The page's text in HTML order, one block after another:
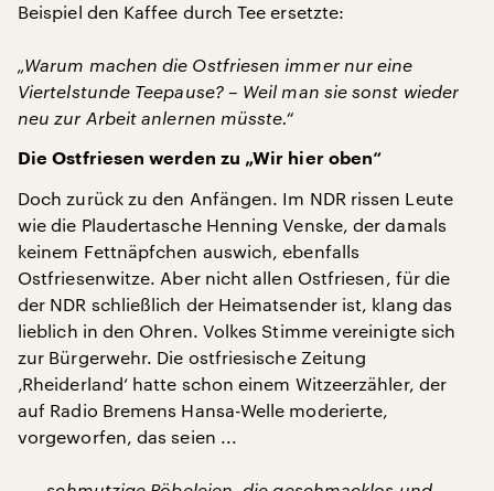
Beispiel den Kaffee durch Tee ersetzte:
„Warum machen die Ostfriesen immer nur eine
Viertelstunde Teepause? – Weil man sie sonst wieder
neu zur Arbeit anlernen müsste.“
Die Ostfriesen werden zu „Wir hier oben“
Doch zurück zu den Anfängen. Im NDR rissen Leute
wie die Plaudertasche Henning Venske, der damals
keinem Fettnäpfchen auswich, ebenfalls
Ostfriesenwitze. Aber nicht allen Ostfriesen, für die
der NDR schließlich der Heimatsender ist, klang das
lieblich in den Ohren. Volkes Stimme vereinigte sich
zur Bürgerwehr. Die ostfriesische Zeitung
‚Rheiderland‘ hatte schon einem Witzeerzähler, der
auf Radio Bremens Hansa-Welle moderierte,
vorgeworfen, das seien ...